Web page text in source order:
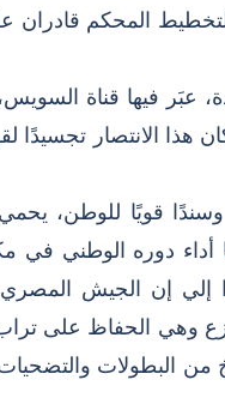
المحكم
عبَر فيها قناة
هذا الانتصار تجسيدًا
قويًا للوطن،
دوره الوطني في
مشيرا إلي إن الجيش
وهي الحفاظ على
من البطولات